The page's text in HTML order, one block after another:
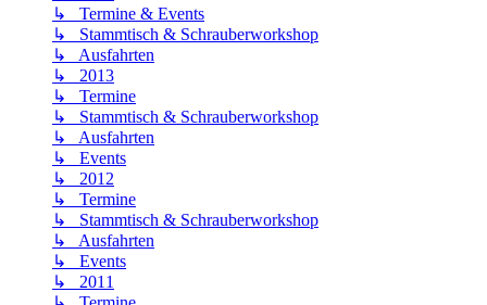
↳ Termine & Events
↳ Stammtisch & Schrauberworkshop
↳ Ausfahrten
↳ 2013
↳ Termine
↳ Stammtisch & Schrauberworkshop
↳ Ausfahrten
↳ Events
↳ 2012
↳ Termine
↳ Stammtisch & Schrauberworkshop
↳ Ausfahrten
↳ Events
↳ 2011